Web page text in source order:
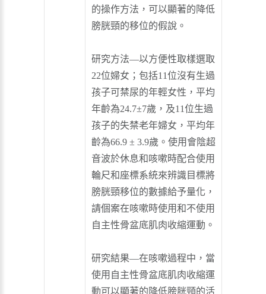
的操作方法，可以顯著的降低
膀胱頸的移位的假說。
研究方法—以方便性取樣選取
22位婦女；包括11位沒有生過
孩子可禁尿的年輕女性，平均
年齡為24.7±7歲，及11位生過
孩子的失禁老年婦女，平均年
齡為66.9 ± 3.9歲。使用會陰超
音波於休息和咳嗽時配合使用
輪尺和座標系統來辨識目標將
膀胱頸移位的數據給予量化，
請個案在咳嗽時使用和不使用
自主性骨盆底肌肉收縮運動。
研究結果—在咳嗽過程中，當
使用自主性骨盆底肌肉收縮運
動可以顯著的降低膀胱頸的活